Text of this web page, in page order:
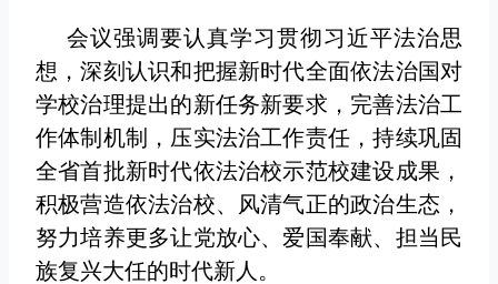
会议强调要认真学习贯彻习近平法治思
想，深刻认识和把握新时代全面依法治国对
学校治理提出的新任务新要求，完善法治工
作体制机制，压实法治工作责任，持续巩固
全省首批新时代依法治校示范校建设成果，
积极营造依法治校、风清气正的政治生态，
努力培养更多让党放心、爱国奉献、担当民
族复兴大任的时代新人。